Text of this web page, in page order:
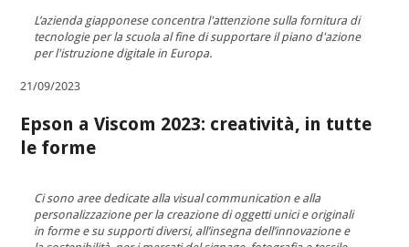
L’azienda giapponese concentra l'attenzione sulla fornitura di
tecnologie per la scuola al fine di supportare il piano d'azione
per l'istruzione digitale in Europa.
21/09/2023
Epson a Viscom 2023: creatività, in tutte
le forme
Ci sono aree dedicate alla visual communication e alla
personalizzazione per la creazione di oggetti unici e originali
in forme e su supporti diversi, all’insegna dell’innovazione e